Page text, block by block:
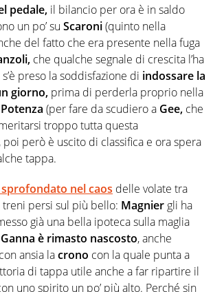
pedale, il bilancio per ora è in saldo
un po’ su Scaroni(quinto nella
del fatto che era presente nella fuga
che qualche segnale di crescita l’ha
s’è preso la soddisfazione di indossare la
giorno, prima di perderla proprio nella
Potenza (per fare da scudiero a Gee, che
troppo tutta questa
però è uscito di classifica e ora spera
tappa.
nel caos delle volate tra
treni persi sul più bello: Magnier gli ha
già una bella ipoteca sulla maglia
è rimasto nascosto, anche
ansia lacrono con la quale punta a
di tappa utile anche a far ripartire il
uno spirito un po’ più alto. Perché sin